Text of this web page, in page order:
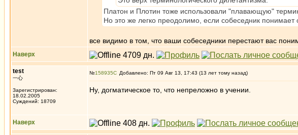
Платон и Плотин тоже использовали "плавающую"
Но это же легко преодолимо, если собеседник
все видимо в том, что ваши собеседники перестают вас
Наверх
test
一心
Зарегистрирован:
18.02.2005
Суждений: 18709
№158935 Добавлено: Пт 09 Авг 13, 17:43 (13 лет тому назад)
Ну, догматическое то, что непреложно в учении.
Наверх